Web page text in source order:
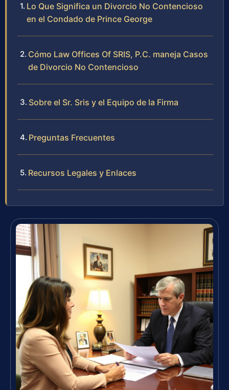
Lo Que Significa un Divorcio No Contencioso
en el Condado de Prince George
Cómo Law Offices Of SRIS, P.C. maneja Casos
de Divorcio No Contencioso
Sobre el Sr. Sris y el Equipo de la Firma
Preguntas Frecuentes
Recursos Legales y Enlaces